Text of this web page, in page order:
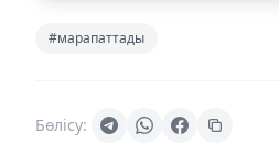
#марапаттады
Бөлісу: